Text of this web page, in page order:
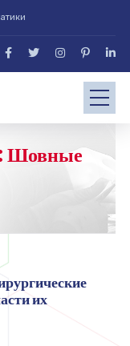
их